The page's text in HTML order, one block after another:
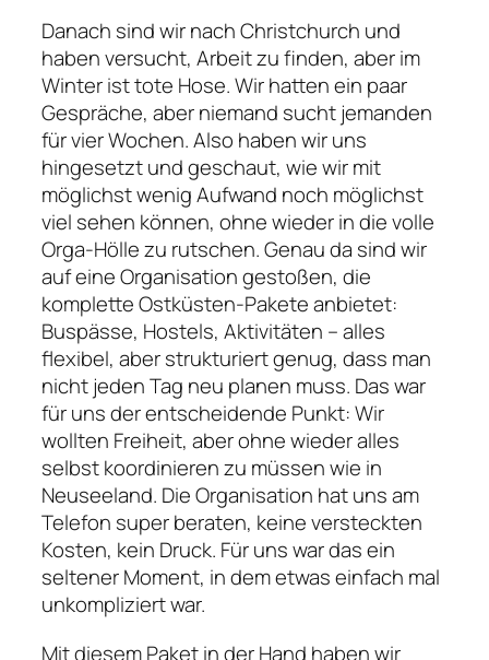
Danach sind wir nach Christchurch und
haben versucht, Arbeit zu finden, aber im
Winter ist tote Hose. Wir hatten ein paar
Gespräche, aber niemand sucht jemanden
für vier Wochen. Also haben wir uns
hingesetzt und geschaut, wie wir mit
möglichst wenig Aufwand noch möglichst
viel sehen können, ohne wieder in die volle
Orga-Hölle zu rutschen. Genau da sind wir
auf eine Organisation gestoßen, die
komplette Ostküsten-Pakete anbietet:
Buspässe, Hostels, Aktivitäten – alles
flexibel, aber strukturiert genug, dass man
nicht jeden Tag neu planen muss. Das war
für uns der entscheidende Punkt: Wir
wollten Freiheit, aber ohne wieder alles
selbst koordinieren zu müssen wie in
Neuseeland. Die Organisation hat uns am
Telefon super beraten, keine versteckten
Kosten, kein Druck. Für uns war das ein
seltener Moment, in dem etwas einfach mal
unkompliziert war.
Mit diesem Paket in der Hand haben wir